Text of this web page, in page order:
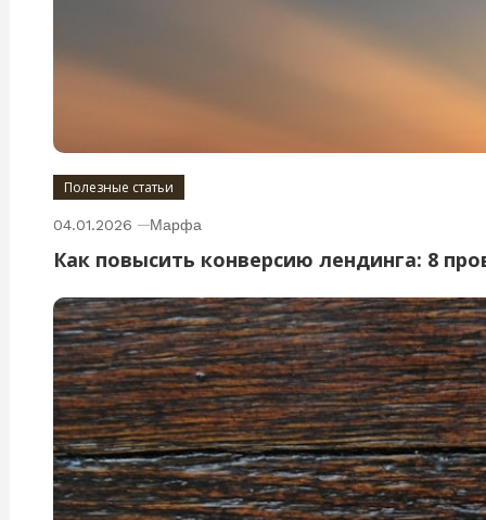
Полезные статьи
04.01.2026 Марфа
Как повысить конверсию лендинга: 8